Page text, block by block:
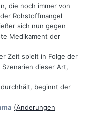
die noch immer von
Rohstoffmangel
sich nun gegen
Medikament der
Zeit spielt in Folge der
dieser Art,
beginnt der
(Änderungen